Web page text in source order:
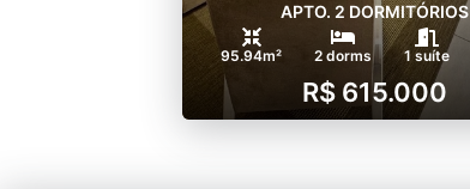
APTO. 2 DORMITÓRIOS
95.94m² 2 dorms 1 suíte
R$ 615.000